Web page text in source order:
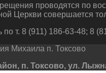
проводятся по
Церкви совершается
т. 8 (911) 186-63-48; 8
Михаила п. Токсово
п. Токсово, ул.